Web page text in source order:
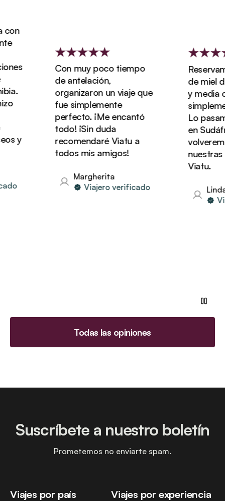
y
Con muy poco tiempo
de antelación,
organizaron un viaje que
fue simplemente
perfecto. ¡Me encantó
todo! ¡Sin duda
recomendaré Viatu a
todos mis amigos!
Margherita
Viajero verificado
de miel
y media
Lo
en
nuestras
Viatu.
Linda
Todas las opiniones
Viajes por país Viajes por experiencia
Suscríbete a nuestro boletín
Prometemos no enviarte spam.